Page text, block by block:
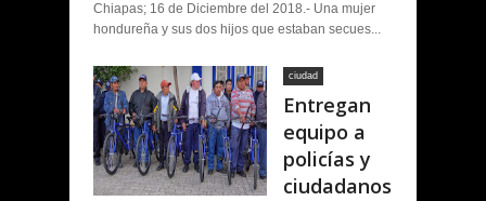
Chiapas; 16 de Diciembre del 2018.- Una mujer
hondureña y sus dos hijos que estaban secues...
ciudad
Entregan
equipo a
policías y
ciudadanos